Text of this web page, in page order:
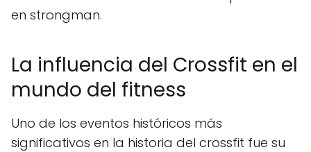
en strongman.
La influencia del Crossfit en el
mundo del fitness
Uno de los eventos históricos más
significativos en la historia del crossfit fue su